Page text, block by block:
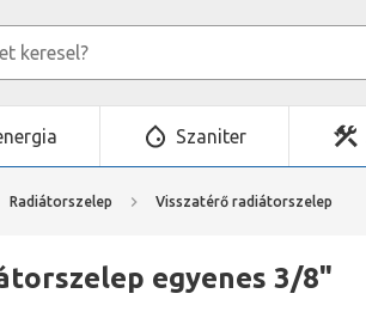
Szaniter
Radiátorszelep Visszatérő radiátorszelep
egyenes 3/8"